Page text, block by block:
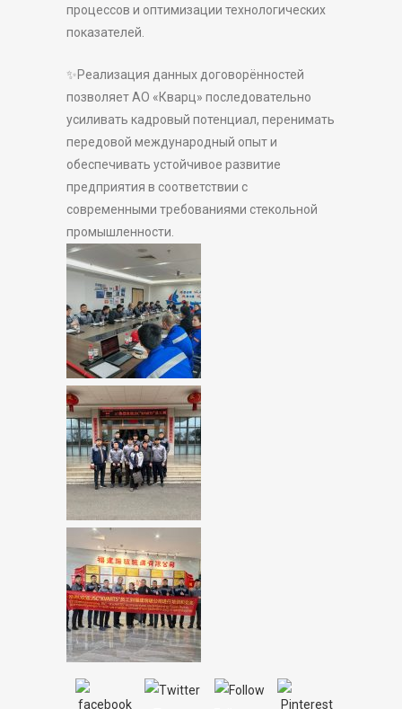
процессов и оптимизации технологических
показателей.
✨Реализация данных договорённостей
позволяет АО «Кварц» последовательно
усиливать кадровый потенциал, перенимать
передовой международный опыт и
обеспечивать устойчивое развитие
предприятия в соответствии с
современными требованиями стекольной
промышленности.